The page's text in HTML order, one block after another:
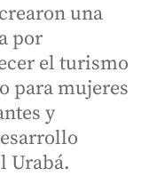
una
por
el turismo
para mujeres
y
Urabá.